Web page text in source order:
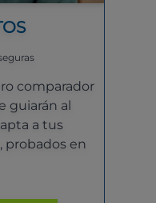
comparador
guiarán al
a tus
probados en